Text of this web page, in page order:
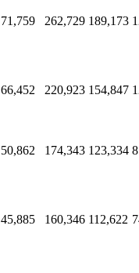
71,759 262,729 189,173
66,452 220,923 154,847
50,862 174,343 123,334
45,885 160,346 112,622